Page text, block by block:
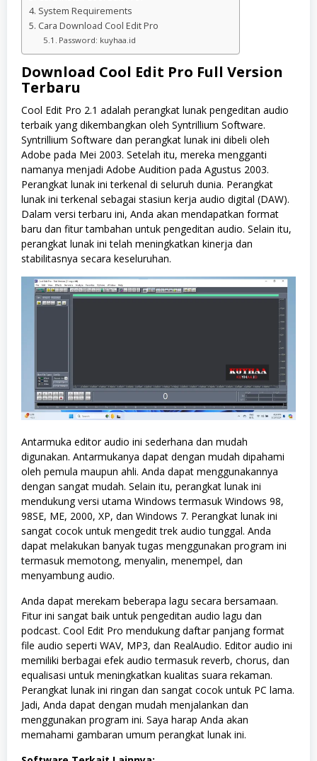
System Requirements
Cara Download Cool Edit Pro
Password: kuyhaa.id
Download Cool Edit Pro Full Version
Terbaru
Cool Edit Pro 2.1 adalah perangkat lunak pengeditan audio
terbaik yang dikembangkan oleh Syntrillium Software.
Syntrillium Software dan perangkat lunak ini dibeli oleh
Adobe pada Mei 2003. Setelah itu, mereka mengganti
namanya menjadi Adobe Audition pada Agustus 2003.
Perangkat lunak ini terkenal di seluruh dunia. Perangkat
lunak ini terkenal sebagai stasiun kerja audio digital (DAW).
Dalam versi terbaru ini, Anda akan mendapatkan format
baru dan fitur tambahan untuk pengeditan audio. Selain itu,
perangkat lunak ini telah meningkatkan kinerja dan
stabilitasnya secara keseluruhan.
Antarmuka editor audio ini sederhana dan mudah
digunakan. Antarmukanya dapat dengan mudah dipahami
oleh pemula maupun ahli. Anda dapat menggunakannya
dengan sangat mudah. Selain itu, perangkat lunak ini
mendukung versi utama Windows termasuk Windows 98,
98SE, ME, 2000, XP, dan Windows 7. Perangkat lunak ini
sangat cocok untuk mengedit trek audio tunggal. Anda
dapat melakukan banyak tugas menggunakan program ini
termasuk memotong, menyalin, menempel, dan
menyambung audio.
Anda dapat merekam beberapa lagu secara bersamaan.
Fitur ini sangat baik untuk pengeditan audio lagu dan
podcast. Cool Edit Pro mendukung daftar panjang format
file audio seperti WAV, MP3, dan RealAudio. Editor audio ini
memiliki berbagai efek audio termasuk reverb, chorus, dan
equalisasi untuk meningkatkan kualitas suara rekaman.
Perangkat lunak ini ringan dan sangat cocok untuk PC lama.
Jadi, Anda dapat dengan mudah menjalankan dan
menggunakan program ini. Saya harap Anda akan
memahami gambaran umum perangkat lunak ini.